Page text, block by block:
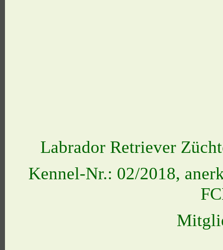
Labrador Retriever
Kennel-Nr.: 02/2018,